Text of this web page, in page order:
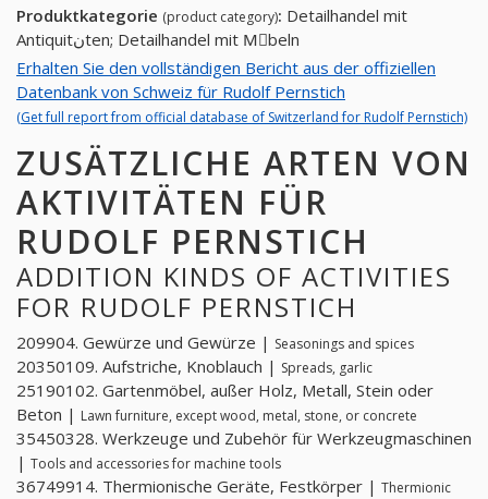
Produktkategorie (product category): Detailhandel mit
Antiquitنten; Detailhandel mit Mِbeln
Erhalten Sie den vollständigen Bericht aus der offiziellen
Datenbank von Schweiz für Rudolf Pernstich
(Get full report from official database of Switzerland for Rudolf Pernstich)
ZUSÄTZLICHE ARTEN VON
AKTIVITÄTEN FÜR
RUDOLF PERNSTICH
ADDITION KINDS OF ACTIVITIES
FOR RUDOLF PERNSTICH
209904. Gewürze und Gewürze | Seasonings and spices
20350109. Aufstriche, Knoblauch | Spreads, garlic
25190102. Gartenmöbel, außer Holz, Metall, Stein oder
Beton | Lawn furniture, except wood, metal, stone, or concrete
35450328. Werkzeuge und Zubehör für Werkzeugmaschinen
| Tools and accessories for machine tools
36749914. Thermionische Geräte, Festkörper | Thermionic